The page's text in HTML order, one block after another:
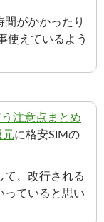
がかかったり
使えているよう
注意点まとめ
元に格安SIMの
て、改行される
っていると思い